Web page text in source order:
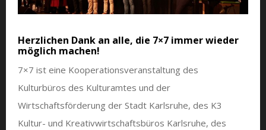
Herzlichen Dank an alle, die 7×7 immer wieder
möglich machen!
7×7 ist eine Kooperationsveranstaltung des
Kulturbüros des Kulturamtes und der
Wirtschaftsförderung der Stadt Karlsruhe, des K3
Kultur- und Kreativwirtschaftsbüros Karlsruhe, des